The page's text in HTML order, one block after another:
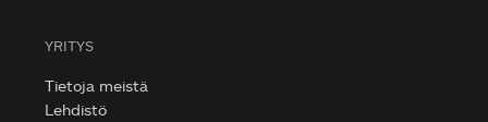
YRITYS
Tietoja meistä
Lehdistö